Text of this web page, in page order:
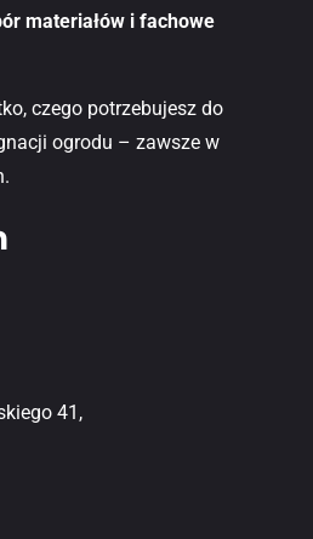
materiałów i fachowe
czego potrzebujesz do
ogrodu – zawsze w
41,